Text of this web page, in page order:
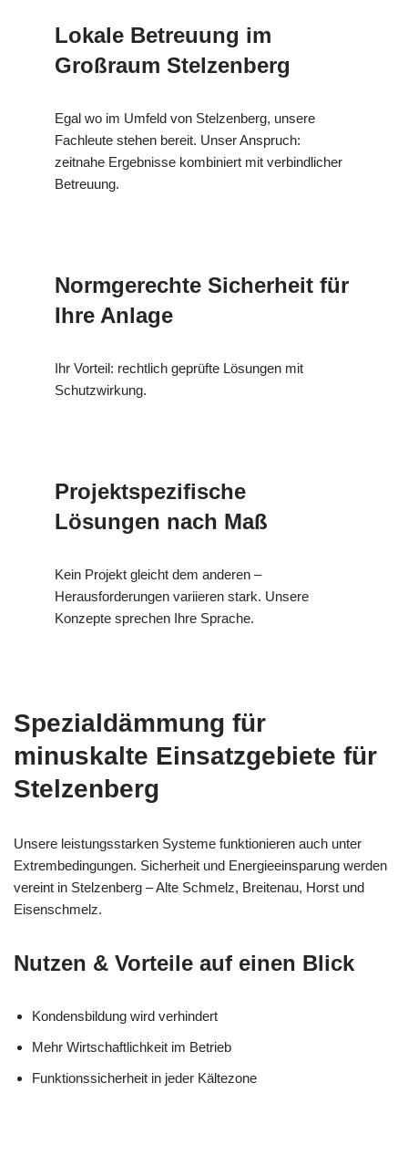
Lokale Betreuung im
Großraum Stelzenberg
Egal wo im Umfeld von Stelzenberg, unsere
Fachleute stehen bereit. Unser Anspruch:
zeitnahe Ergebnisse kombiniert mit verbindlicher
Betreuung.
Normgerechte Sicherheit für
Ihre Anlage
Ihr Vorteil: rechtlich geprüfte Lösungen mit
Schutzwirkung.
Projektspezifische
Lösungen nach Maß
Kein Projekt gleicht dem anderen –
Herausforderungen variieren stark. Unsere
Konzepte sprechen Ihre Sprache.
Spezialdämmung für
minuskalte Einsatzgebiete für
Stelzenberg
Unsere leistungsstarken Systeme funktionieren auch unter
Extrembedingungen. Sicherheit und Energieeinsparung werden
vereint in Stelzenberg – Alte Schmelz, Breitenau, Horst und
Eisenschmelz.
Nutzen & Vorteile auf einen Blick
Kondensbildung wird verhindert
Mehr Wirtschaftlichkeit im Betrieb
Funktionssicherheit in jeder Kältezone